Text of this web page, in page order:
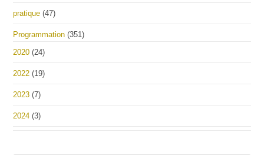
pratique (47)
Programmation (351)
2020 (24)
2022 (19)
2023 (7)
2024 (3)